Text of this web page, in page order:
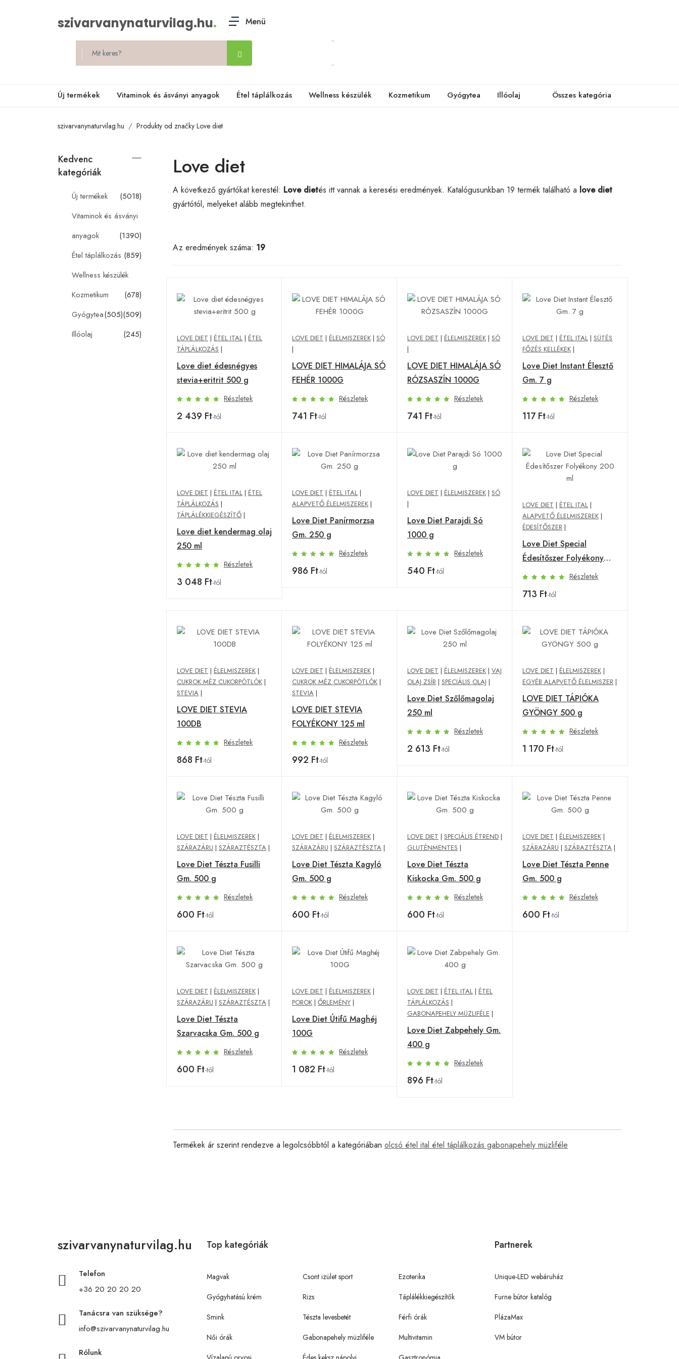
szivarvanynaturvilag.hu. Menü
Új termékek Vitaminok és ásványi anyagok Étel táplálkozás Wellness készülék Kozmetikum Gyógytea Illóolaj Összes kategória
szivarvanynaturvilag.hu Produkty od značky Love diet
Kedvenc
kategóriák
Új termékek
(5018)
Vitaminok és ásványi
anyagok
(1390)
Étel táplálkozás (859)
Wellness készülék
(678)
Kozmetikum
(509)
Gyógytea(505)
Illóolaj
(245)
Love diet
A következő gyártókat kerestél: Love dietés itt vannak a keresési eredmények. Katalógusunkban 19 termék található a love diet
gyártótól, melyeket alább megtekinthet.
Az eredmények száma: 19
LOVE DIET | ÉTEL ITAL | ÉTEL
TÁPLÁLKOZÁS |
Love diet édesnégyes
stevia+eritrit 500 g
Részletek
2 439 Ft-tól
LOVE DIET | ÉLELMISZEREK | SÓ
|
LOVE DIET HIMALÁJA SÓ
FEHÉR 1000G
Részletek
741 Ft-tól
LOVE DIET | ÉLELMISZEREK | SÓ
|
LOVE DIET HIMALÁJA SÓ
RÓZSASZÍN 1000G
Részletek
741 Ft-tól
LOVE DIET | ÉTEL ITAL | SÜTÉS
FŐZÉS KELLÉKEK |
Love Diet Instant Élesztő
Gm. 7 g
Részletek
117 Ft-tól
LOVE DIET | ÉTEL ITAL | ÉTEL
TÁPLÁLKOZÁS |
TÁPLÁLÉKKIEGÉSZÍTŐ |
Love diet kendermag olaj
250 ml
Részletek
3 048 Ft-tól
LOVE DIET | ÉTEL ITAL |
ALAPVETŐ ÉLELMISZEREK |
Love Diet Panírmorzsa
Gm. 250 g
Részletek
986 Ft-tól
LOVE DIET | ÉLELMISZEREK | SÓ
|
Love Diet Parajdi Só
1000 g
Részletek
540 Ft-tól
LOVE DIET | ÉTEL ITAL |
ALAPVETŐ ÉLELMISZEREK |
ÉDESÍTŐSZER |
Love Diet Special
Édesítőszer Folyékony
200 ml
Részletek
713 Ft-tól
LOVE DIET | ÉLELMISZEREK |
CUKROK MÉZ CUKORPÓTLÓK |
STEVIA |
LOVE DIET STEVIA
100DB
Részletek
868 Ft-tól
LOVE DIET | ÉLELMISZEREK |
CUKROK MÉZ CUKORPÓTLÓK |
STEVIA |
LOVE DIET STEVIA
FOLYÉKONY 125 ml
Részletek
992 Ft-tól
LOVE DIET | ÉLELMISZEREK | VAJ
OLAJ ZSÍR | SPECIÁLIS OLAJ |
Love Diet Szőlőmagolaj
250 ml
Részletek
2 613 Ft-tól
LOVE DIET | ÉLELMISZEREK |
EGYÉB ALAPVETŐ ÉLELMISZER |
LOVE DIET TÁPIÓKA
GYÖNGY 500 g
Részletek
1 170 Ft-tól
LOVE DIET | ÉLELMISZEREK |
SZÁRAZÁRU | SZÁRAZTÉSZTA |
Love Diet Tészta Fusilli
Gm. 500 g
Részletek
600 Ft-tól
LOVE DIET | ÉLELMISZEREK |
SZÁRAZÁRU | SZÁRAZTÉSZTA |
Love Diet Tészta Kagyló
Gm. 500 g
Részletek
600 Ft-tól
LOVE DIET | SPECIÁLIS ÉTREND |
GLUTÉNMENTES |
Love Diet Tészta
Kiskocka Gm. 500 g
Részletek
600 Ft-tól
LOVE DIET | ÉLELMISZEREK |
SZÁRAZÁRU | SZÁRAZTÉSZTA |
Love Diet Tészta Penne
Gm. 500 g
Részletek
600 Ft-tól
LOVE DIET | ÉLELMISZEREK |
SZÁRAZÁRU | SZÁRAZTÉSZTA |
Love Diet Tészta
Szarvacska Gm. 500 g
Részletek
600 Ft-tól
LOVE DIET | ÉLELMISZEREK |
POROK | ŐRLEMÉNY |
Love Diet Útifű Maghéj
100G
Részletek
1 082 Ft-tól
LOVE DIET | ÉTEL ITAL | ÉTEL
TÁPLÁLKOZÁS |
GABONAPEHELY MÜZLIFÉLE |
Love Diet Zabpehely Gm.
400 g
Részletek
896 Ft-tól
Termékek ár szerint rendezve a legolcsóbbtól a kategóriában olcsó étel ital étel táplálkozás gabonapehely müzliféle
szivarvanynaturvilag.hu
Telefon
+36 20 20 20 20
Tanácsra van szüksége?
info@szivarvanynaturvilag.hu
Rólunk
Top kategóriák
Magvak
Gyógyhatású krém
Smink
Női órák
Csont izület sport
Rizs
Tészta levesbetét
Gabonapehely müzliféle
Ezoterika
Táplálékkiegészítők
Férfi órák
Multivitamin
Partnerek
Unique-LED webáruház
Furne bútor katalóg
PlázaMax
VM bútor